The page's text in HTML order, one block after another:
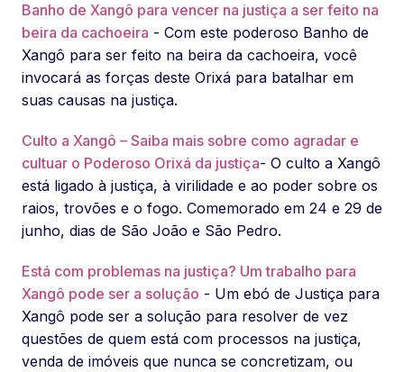
Banho de Xangô para vencer na justiça a ser feito na
beira da cachoeira - Com este poderoso Banho de
Xangô para ser feito na beira da cachoeira, você
invocará as forças deste Orixá para batalhar em
suas causas na justiça.
Culto a Xangô – Saiba mais sobre como agradar e
cultuar o Poderoso Orixá da justiça- O culto a Xangô
está ligado à justiça, à virilidade e ao poder sobre os
raios, trovões e o fogo. Comemorado em 24 e 29 de
junho, dias de São João e São Pedro.
Está com problemas na justiça? Um trabalho para
Xangô pode ser a solução - Um ebó de Justiça para
Xangô pode ser a solução para resolver de vez
questões de quem está com processos na justiça,
venda de imóveis que nunca se concretizam, ou